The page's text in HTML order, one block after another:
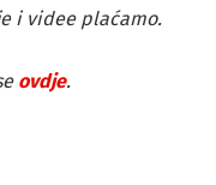
i videe plaćamo.
ovdje.